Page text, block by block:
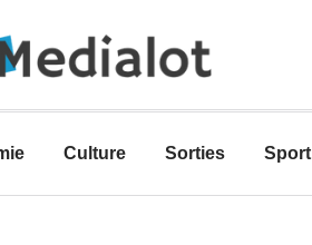
Culture Sorties Sport